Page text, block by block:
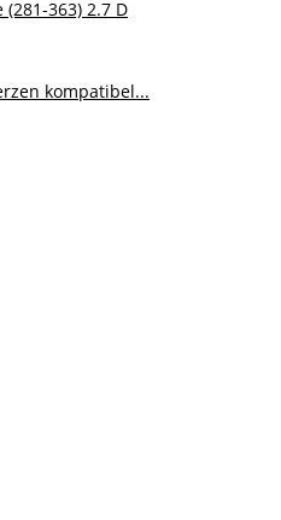
363) 2.7 D